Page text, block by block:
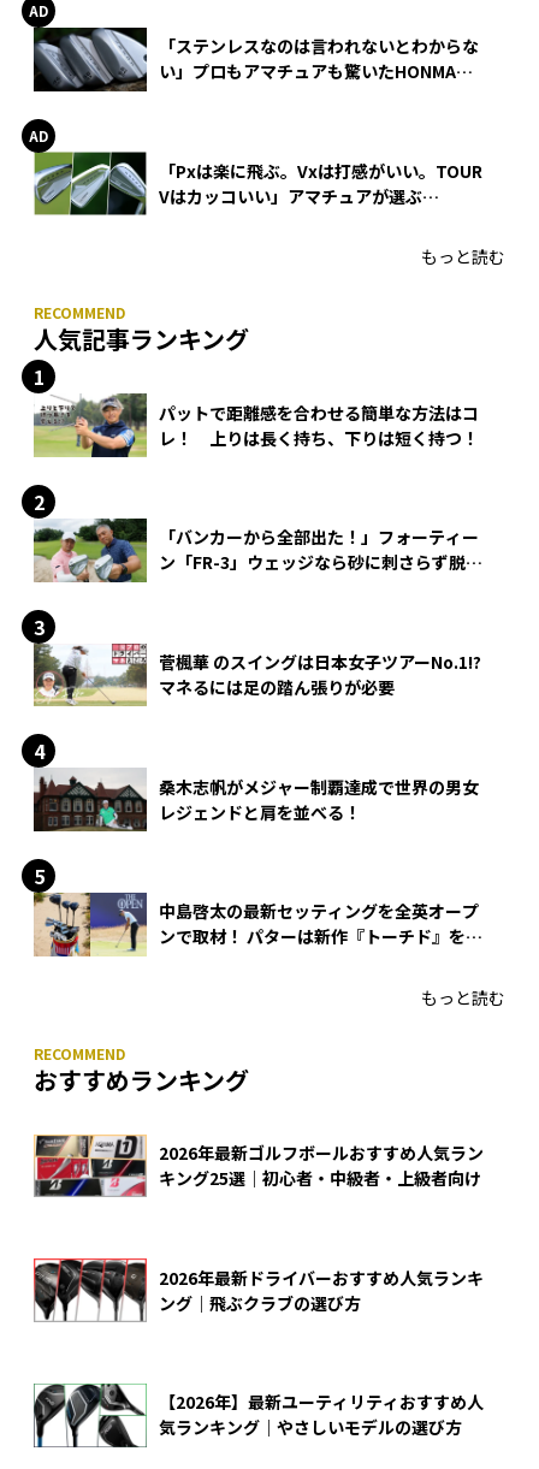
「ステンレスなのは言われないとわからな
い」プロもアマチュアも驚いたHONMA
「Pxは楽に飛ぶ。Vxは打感がいい。TOUR
Vはカッコいい」アマチュアが選ぶ
もっと読む
人気記事ランキング
パットで距離感を合わせる簡単な方法はコ
レ！ 上りは長く持ち、下りは短く持つ！
「バンカーから全部出た！」フォーティー
ン「FR-3」ウェッジなら砂に刺さらず脱出
菅楓華 のスイングは日本女子ツアーNo.1!?
マネるには足の踏ん張りが必要
桑木志帆がメジャー制覇達成で世界の男女
レジェンドと肩を並べる！
中島啓太の最新セッティングを全英オープ
ンで取材！ パターは新作『トーチド』を投
もっと読む
おすすめランキング
2026年最新ゴルフボールおすすめ人気ラン
キング25選｜初心者・中級者・上級者向け
2026年最新ドライバーおすすめ人気ランキ
ング｜飛ぶクラブの選び方
【2026年】最新ユーティリティおすすめ人
気ランキング｜やさしいモデルの選び方